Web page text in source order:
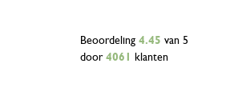
Beoordeling 4.45 van 5
door 4061 klanten